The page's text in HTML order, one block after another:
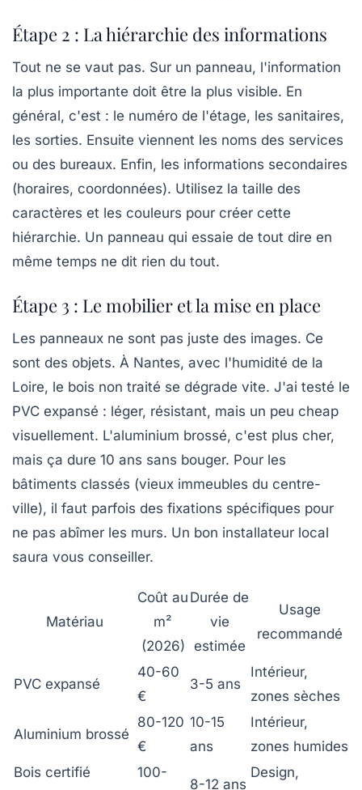
Étape 2 : La hiérarchie des informations
Tout ne se vaut pas. Sur un panneau, l'information
la plus importante doit être la plus visible. En
général, c'est : le numéro de l'étage, les sanitaires,
les sorties. Ensuite viennent les noms des services
ou des bureaux. Enfin, les informations secondaires
(horaires, coordonnées). Utilisez la taille des
caractères et les couleurs pour créer cette
hiérarchie. Un panneau qui essaie de tout dire en
même temps ne dit rien du tout.
Étape 3 : Le mobilier et la mise en place
Les panneaux ne sont pas juste des images. Ce
sont des objets. À Nantes, avec l'humidité de la
Loire, le bois non traité se dégrade vite. J'ai testé le
PVC expansé : léger, résistant, mais un peu cheap
visuellement. L'aluminium brossé, c'est plus cher,
mais ça dure 10 ans sans bouger. Pour les
bâtiments classés (vieux immeubles du centre-
ville), il faut parfois des fixations spécifiques pour
ne pas abîmer les murs. Un bon installateur local
saura vous conseiller.
Matériau
Coût au
m²
(2026)
Durée de
vie
estimée
Usage
recommandé
PVC expansé
40-60
€
3-5 ans
Intérieur,
zones sèches
Aluminium brossé
80-120
€
10-15
ans
Intérieur,
zones humides
Bois certifié
100-
8-12 ans
Design,